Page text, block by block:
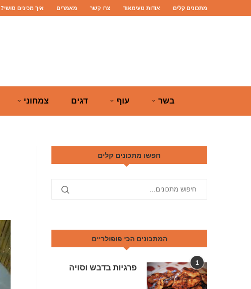
מתכונים קלים אודות טעימאוד צרו קשר מאמרים איך מכינים סושי?
בשר עוף דגים צמחוני
חפשו מתכונים קלים
המתכונים הכי פופולריים
1
פרגיות בדבש וסויה